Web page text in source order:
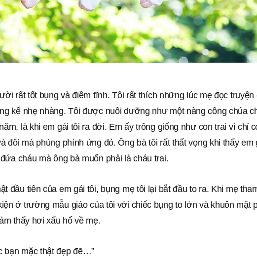
rất tốt bụng và điềm tĩnh. Tôi rất thích những lúc mẹ đọc truyện
kể nhẹ nhàng. Tôi được nuôi dưỡng như một nàng công chúa
là khi em gái tôi ra đời. Em ấy trông giống như con trai vì chỉ
đôi má phúng phính ửng đỏ. Ông bà tôi rất thất vọng khi thấy em
cháu mà ông bà muốn phải là cháu trai.
đầu tiên của em gái tôi, bụng mẹ tôi lại bắt đầu to ra. Khi mẹ
ở trường mẫu giáo của tôi với chiếc bụng to lớn và khuôn mặt
thấy hơi xấu hổ về mẹ.
bạn mặc thật đẹp đẽ…”